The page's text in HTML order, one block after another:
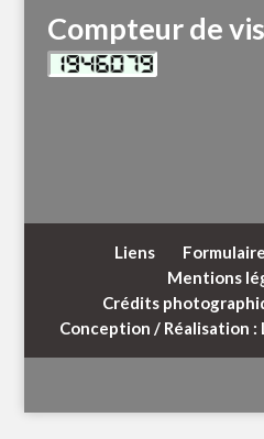
Compteur de
Liens
Mentions
Crédits
Conception / Réalisation :